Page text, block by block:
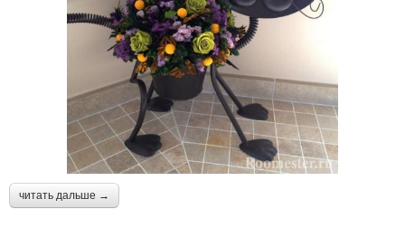
читать дальше →